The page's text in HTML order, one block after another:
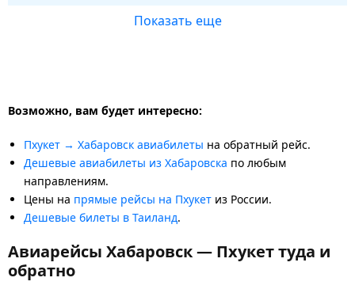
Показать еще
Возможно, вам будет интересно:
Пхукет → Хабаровск авиабилеты на обратный рейс.
Дешевые авиабилеты из Хабаровска по любым
направлениям.
Цены на прямые рейсы на Пхукет из России.
Дешевые билеты в Таиланд.
Авиарейсы Хабаровск — Пхукет туда и
обратно